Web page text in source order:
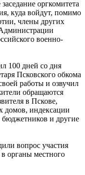
оргкомитета
куда войдут, помимо
члены других
военно-
100 дней со дня
Псковского обкома
работы и озвучил
обращаются
в Пскове,
домов, индексации
и другие
вопрос участия
органы местного